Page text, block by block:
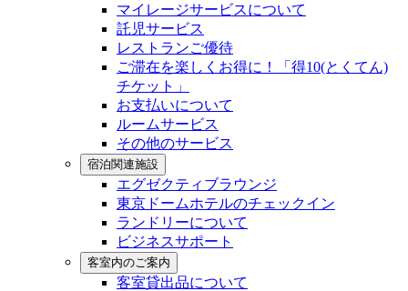
マイレージサービスについて
託児サービス
レストランご優待
ご滞在を楽しくお得に！「得10(とくてん)
チケット」
お支払いについて
ルームサービス
その他のサービス
宿泊関連施設
エグゼクティブラウンジ
東京ドームホテルのチェックイン
ランドリーについて
ビジネスサポート
客室内のご案内
客室貸出品について